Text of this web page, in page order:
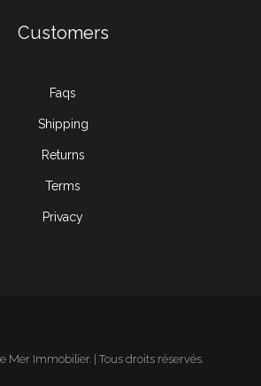
Customers
Faqs
Shipping
Returns
Terms
Privacy
Mer Immobilier. | Tous droits réservés.